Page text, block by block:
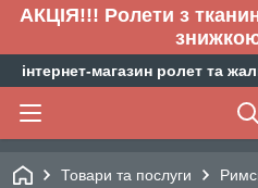
АКЦІЯ!!! Ролети з
інтернет-магазин ролет та
Товари та послуги